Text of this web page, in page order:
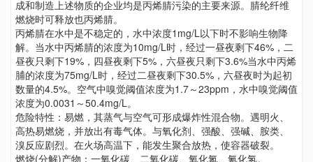
成和制造上述物质的企业均是丙烯腈污染的主要来源。腈纶纤维
燃烧时可释放也丙烯腈。
丙烯腈在水中是不稳定的，水中浓度1mg/L以下时不影响生物降
解。当水中丙烯腈的浓度为10mg/L时，经过一昼夜剩下46%，二
昼夜只剩下19%，四昼夜剩下5%，六昼夜只剩下3.6%当水中丙烯
脯的浓度为75mg/L时，经过二昼夜剩下30.5%，六昼夜时为起初
数量的4.5%。空气中嗅觉阈值浓度为1.7～23ppm，水中嗅觉阈值
浓度为0.0031～50.4mg/L。
危险特性：易燃，其蒸气与空气可形成爆炸性混合物。遇明火、
高热易燃烧，并放出有毒气体。与氧化剂、强酸、强碱、胺类、
溴反应剧烈。在火场高温下，能发生聚合放热，使容器破裂。
燃烧(分解)产物：一氧化碳、二氧化碳、氧化氮、氰化氢。